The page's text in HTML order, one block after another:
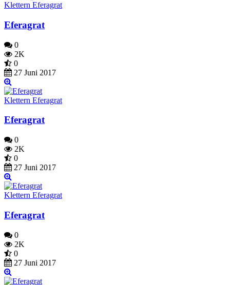
Klettern Eferagrat
Eferagrat
0
2K
0
27 Juni 2017
Klettern Eferagrat
Eferagrat
0
2K
0
27 Juni 2017
Klettern Eferagrat
Eferagrat
0
2K
0
27 Juni 2017